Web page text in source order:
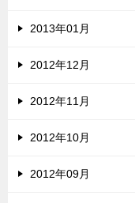
2013年01月
2012年12月
2012年11月
2012年10月
2012年09月